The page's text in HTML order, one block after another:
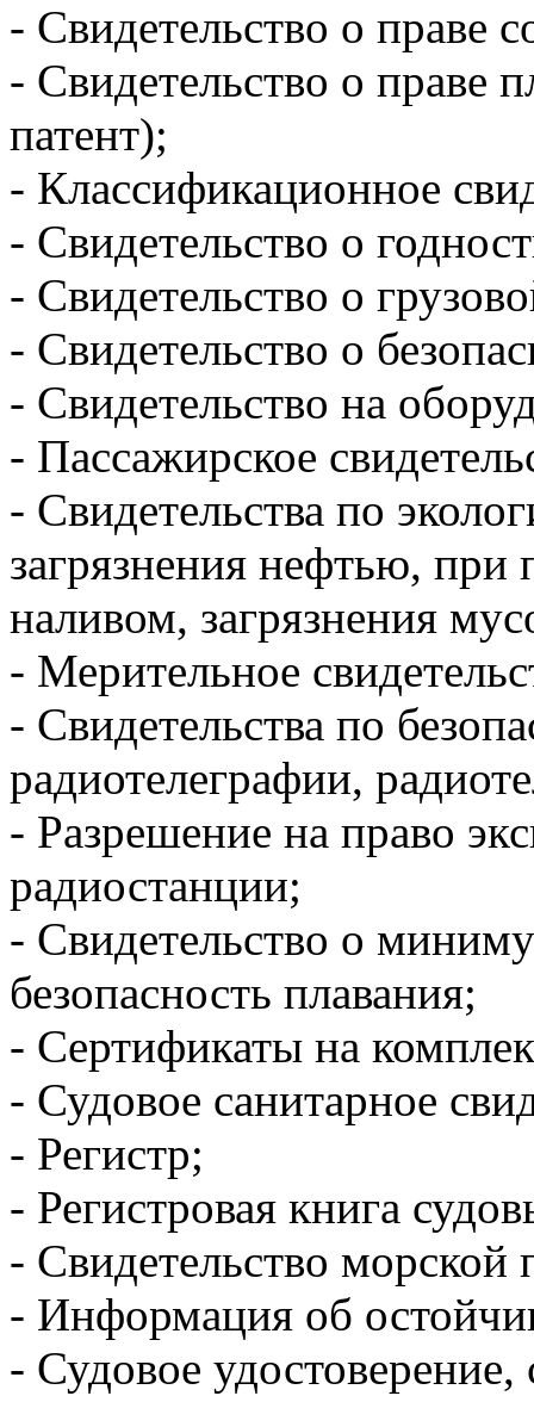
- Свидетельство о праве
- Свидетельство о праве
патент);
-​ Классификационное
-​ Свидетельство о
-​ Свидетельство о
-​ Свидетельство о
-​ Свидетельство на
-​ Пассажирское
-​ Свидетельства по
загрязнения нефтью, при
наливом, загрязнения
-​ Мерительное
-​ Свидетельства по
радиотелеграфии,
-​ Разрешение на право
радиостанции;
-​ Свидетельство о
безопасность плавания;
-​ Сертификаты на
-​ Судовое санитарное
-​ Регистр;
-​ Регистровая книга
- Свидетельство
-​ Информация об
-​ Судовое удостоверение,